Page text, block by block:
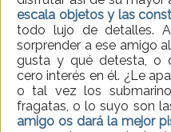
escala objetos y las
todo lujo de detalles.
sorprender a ese amigo
gusta y qué detesta, o
cero interés en él. ¿Le
o tal vez los
fragatas, o lo suyo son
amigo os dará la mejor